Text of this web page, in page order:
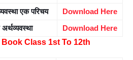
एक परिचय Download Here
अर्थव्यवस्था Download Here
Book Class 1st To 12th